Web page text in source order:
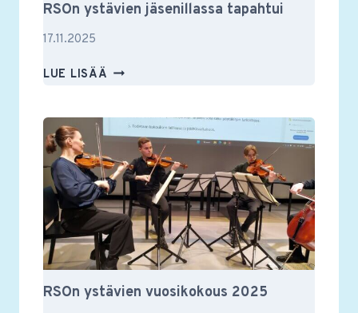
RSOn ystävien jäsenillassa tapahtui
17.11.2025
LUE LISÄÄ RSON
TAPAHTUI
RSOn ystävien vuosikokous 2025